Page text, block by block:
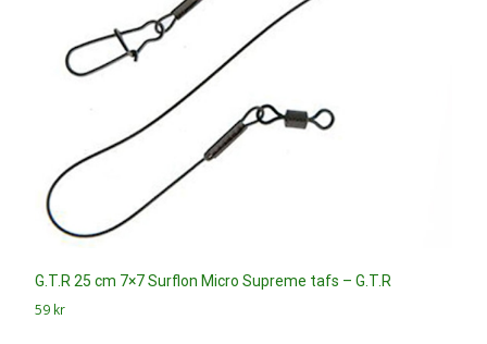
G.T.R 25 cm 7×7 Surflon Micro Supreme tafs – G.T.R
59 kr